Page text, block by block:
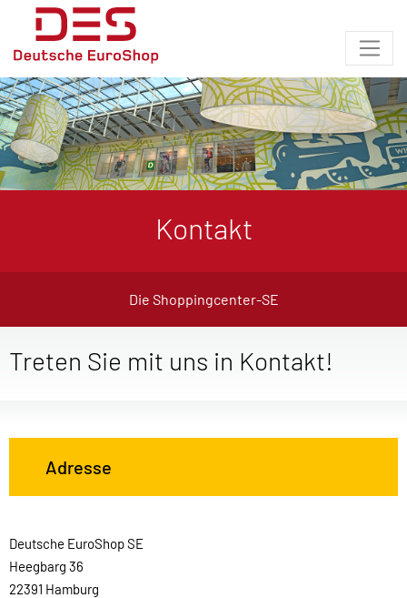
Kontakt
Die Shoppingcenter-SE
Treten Sie mit uns in Kontakt!
Adresse
Deutsche EuroShop SE
Heegbarg 36
22391 Hamburg